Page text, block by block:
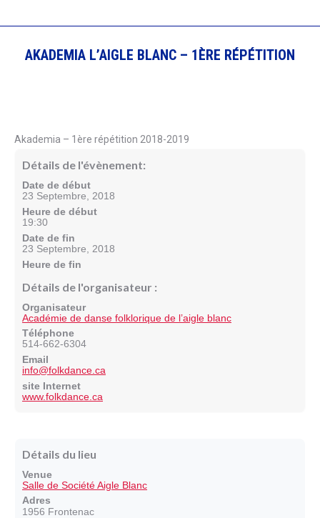
AKADEMIA L’AIGLE BLANC – 1ÈRE RÉPÉTITION
Akademia – 1ère répétition 2018-2019
Détails de l'évènement:
Date de début
23 Septembre, 2018
Heure de début
19:30
Date de fin
23 Septembre, 2018
Heure de fin
Détails de l'organisateur :
Organisateur
Académie de danse folklorique de l’aigle blanc
Téléphone
514-662-6304
Email
info@folkdance.ca
site Internet
www.folkdance.ca
Détails du lieu
Venue
Salle de Société Aigle Blanc
Adres
1956 Frontenac